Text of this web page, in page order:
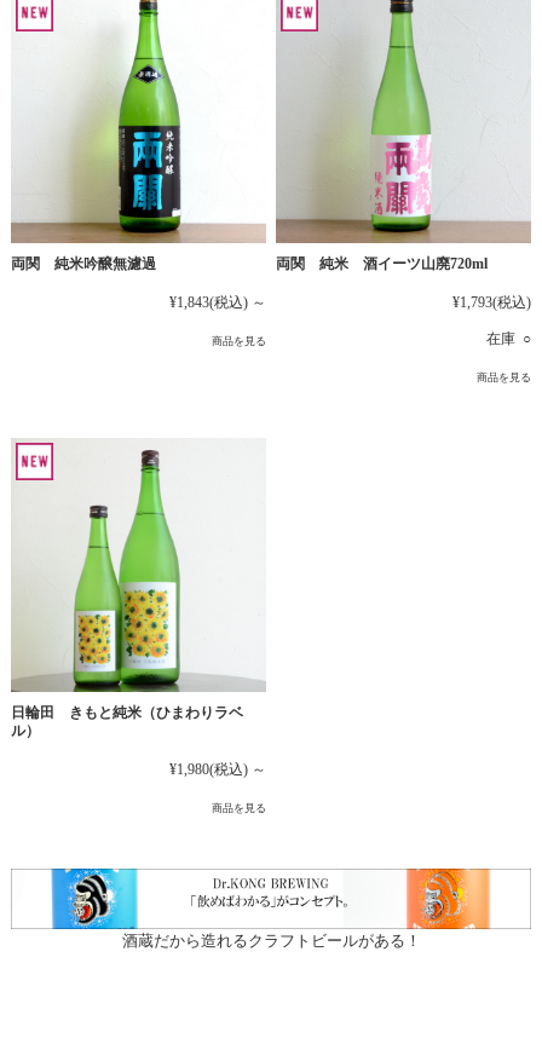
両関 純米吟醸無濾過
¥1,843(税込) ～
商品を見る
両関 純米 酒イーツ山廃720ml
¥1,793(税込)
在庫 ○
商品を見る
日輪田 きもと純米（ひまわりラベ
ル）
¥1,980(税込) ～
商品を見る
酒蔵だから造れるクラフトビールがある！